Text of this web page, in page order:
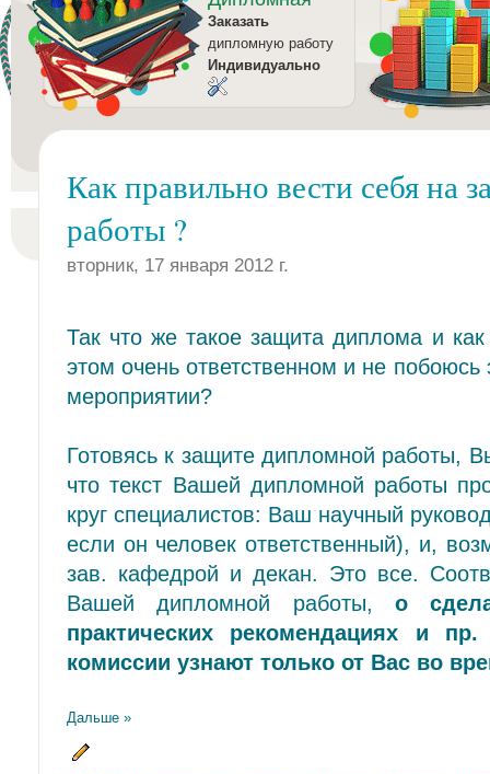
Заказать
дипломную работу
Индивидуально
Как правильно вести себя на
работы ?
вторник, 17 января 2012 г.
Так что же такое защита диплома и
этом очень ответственном и не побоюсь
мероприятии?
Готовясь к защите дипломной работы,
что текст Вашей дипломной работы
круг специалистов: Ваш научный
если он человек ответственный), и,
зав. кафедрой и декан. Это все.
Вашей дипломной работы, о
практических рекомендациях и
комиссии узнают только от Вас во
Дальше »